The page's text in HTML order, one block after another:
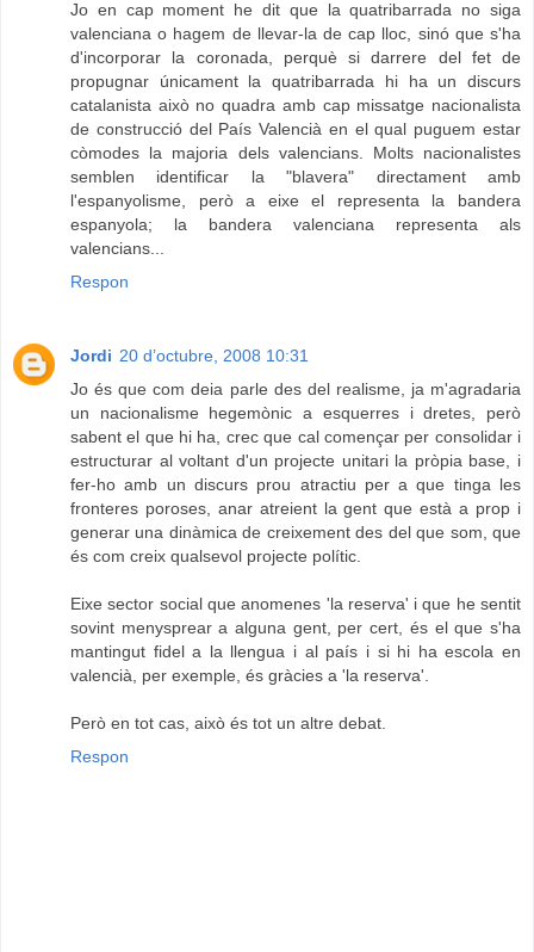
Jo en cap moment he dit que la quatribarrada no siga
valenciana o hagem de llevar-la de cap lloc, sinó que s'ha
d'incorporar la coronada, perquè si darrere del fet de
propugnar únicament la quatribarrada hi ha un discurs
catalanista això no quadra amb cap missatge nacionalista
de construcció del País Valencià en el qual puguem estar
còmodes la majoria dels valencians. Molts nacionalistes
semblen identificar la "blavera" directament amb
l'espanyolisme, però a eixe el representa la bandera
espanyola; la bandera valenciana representa als
valencians...
Respon
Jordi 20 d’octubre, 2008 10:31
Jo és que com deia parle des del realisme, ja m'agradaria
un nacionalisme hegemònic a esquerres i dretes, però
sabent el que hi ha, crec que cal començar per consolidar i
estructurar al voltant d'un projecte unitari la pròpia base, i
fer-ho amb un discurs prou atractiu per a que tinga les
fronteres poroses, anar atreient la gent que està a prop i
generar una dinàmica de creixement des del que som, que
és com creix qualsevol projecte polític.
Eixe sector social que anomenes 'la reserva' i que he sentit
sovint menysprear a alguna gent, per cert, és el que s'ha
mantingut fidel a la llengua i al país i si hi ha escola en
valencià, per exemple, és gràcies a 'la reserva'.
Però en tot cas, això és tot un altre debat.
Respon